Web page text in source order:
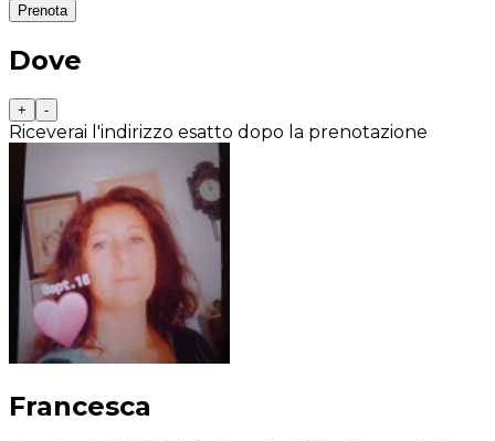
Prenota
Dove
+ -
Riceverai l'indirizzo esatto dopo la prenotazione
Francesca